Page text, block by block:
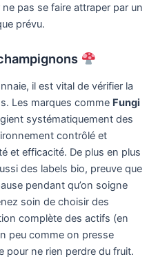
pas se faire attraper par un
prévu.
il est vital de vérifier la
Les marques comme Fungi
systématiquement des
contrôlé et
et efficacité. De plus en plus
des labels bio, preuve que
pendant qu’on soigne
soin de choisir des
complète des actifs (en
peu comme on presse
pour ne rien perdre du fruit.